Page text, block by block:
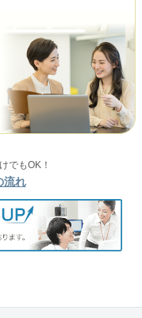
でもOK！
流れ